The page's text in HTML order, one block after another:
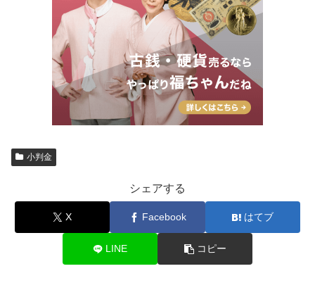
小判金
シェアする
X Facebook はてブ
LINE コピー